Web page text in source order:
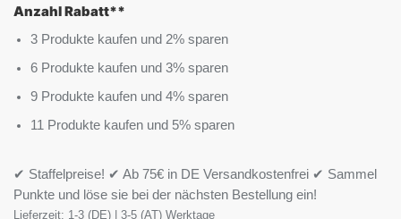
Anzahl Rabatt**
3 Produkte kaufen und 2% sparen
6 Produkte kaufen und 3% sparen
9 Produkte kaufen und 4% sparen
11 Produkte kaufen und 5% sparen
✔ Staffelpreise! ✔ Ab 75€ in DE Versandkostenfrei ✔ Sammel
Punkte und löse sie bei der nächsten Bestellung ein!
Lieferzeit: 1-3 (DE) | 3-5 (AT) Werktage